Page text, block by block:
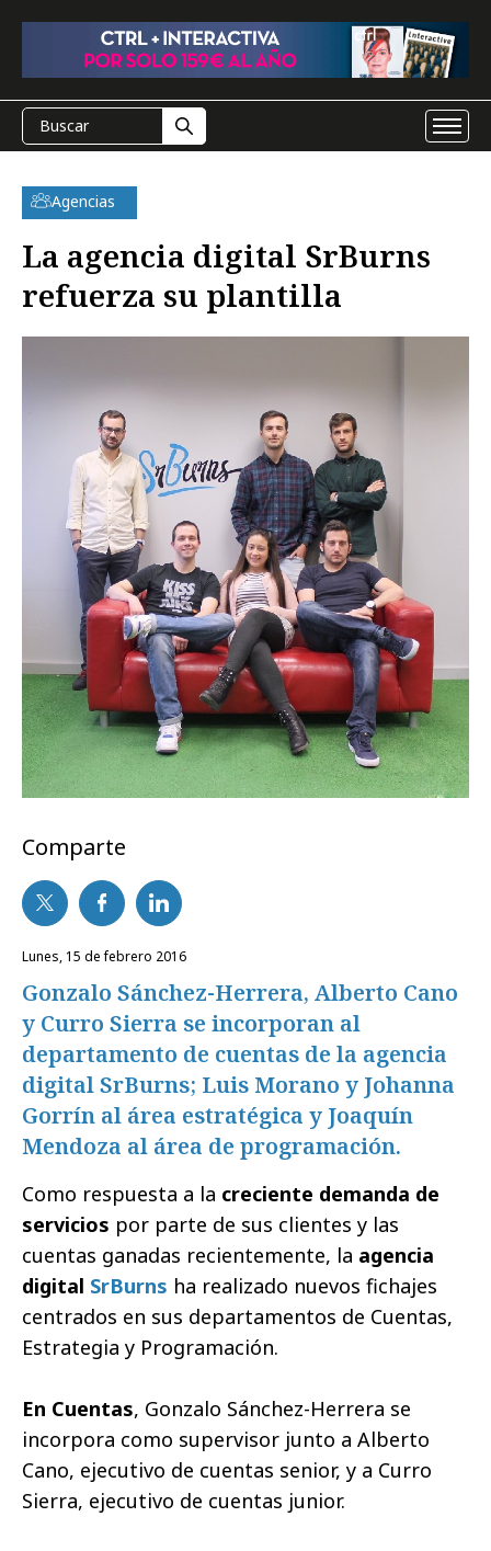
Agencias
La agencia digital SrBurns
refuerza su plantilla
Comparte
lunes, 15 de febrero 2016
Gonzalo Sánchez-Herrera, Alberto Cano
y Curro Sierra se incorporan al
departamento de cuentas de la agencia
digital SrBurns; Luis Morano y Johanna
Gorrín al área estratégica y Joaquín
Mendoza al área de programación.
Como respuesta a la creciente demanda de
servicios por parte de sus clientes y las
cuentas ganadas recientemente, la agencia
digital SrBurns ha realizado nuevos fichajes
centrados en sus departamentos de Cuentas,
Estrategia y Programación.
En Cuentas, Gonzalo Sánchez-Herrera se
incorpora como supervisor junto a Alberto
Cano, ejecutivo de cuentas senior, y a Curro
Sierra, ejecutivo de cuentas junior.